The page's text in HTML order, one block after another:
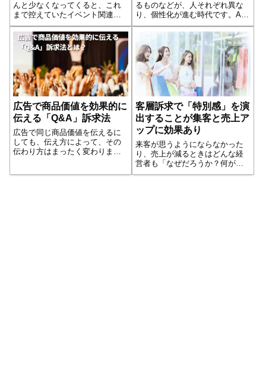
んと少なくなってくると、これ
まで控えていたイベント関連の
事業が動き出してきました。し
かし、コロナ前の状況とは異な
り、イベントの内容も集客方法
も変えざるを得なくなってきま
した。これからのチラシで集客
する方法を考えて...続きを読む
るものなどが、人それぞれ異な
り、個性化が進む時代です。Aさ
んが良いと言ったからBさんも良
いというとは限らず、商品価値
もすベての人にとって、同等に
価値あるものとはかぎらないの
です。Amazonなどの通販サイト
の商品...続きを読む
広告で商品価値を効果的に
伝える「Q&A」訴求法
広告で同じ商品価値を伝えるに
しても、伝え方によって、その
伝わり方はまったく変わりま
客層訴求で「特別感」を演
出することが集客と売上ア
ップに効果あり
来客が思うようにならなかった
り、売上が減るときはどんな経
営者も「なぜだろうか？何が間
違っていたのか？」と原因をさ